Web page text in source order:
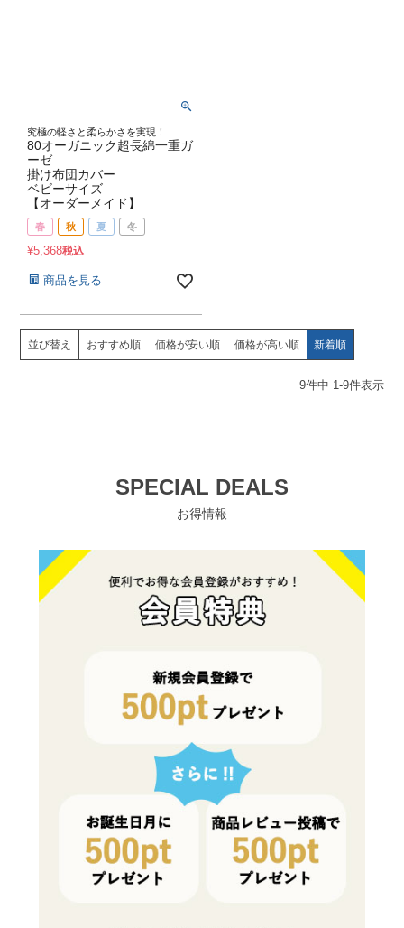
究極の軽さと柔らかさを実現！
80オーガニック超長綿一重ガ
ーゼ
掛け布団カバー
ベビーサイズ
【オーダーメイド】
春 秋 夏 冬
¥5,368税込
商品を見る
並び替え おすすめ順 価格が安い順 価格が高い順 新着順
9件中 1-9件表示
SPECIAL DEALS
お得情報